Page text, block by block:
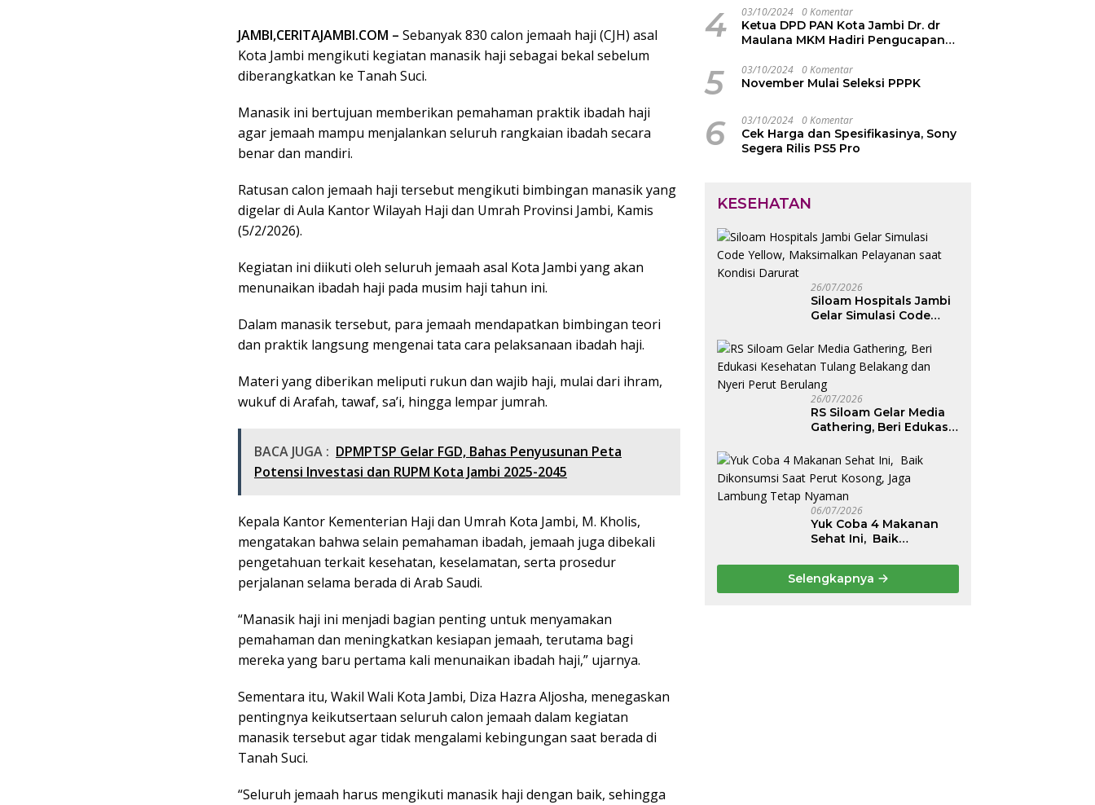
JAMBI,CERITAJAMBI.COM – Sebanyak 830 calon jemaah haji (CJH) asal
Kota Jambi mengikuti kegiatan manasik haji sebagai bekal sebelum
diberangkatkan ke Tanah Suci.
Manasik ini bertujuan memberikan pemahaman praktik ibadah haji
agar jemaah mampu menjalankan seluruh rangkaian ibadah secara
benar dan mandiri.
Ratusan calon jemaah haji tersebut mengikuti bimbingan manasik yang
digelar di Aula Kantor Wilayah Haji dan Umrah Provinsi Jambi, Kamis
(5/2/2026).
Kegiatan ini diikuti oleh seluruh jemaah asal Kota Jambi yang akan
menunaikan ibadah haji pada musim haji tahun ini.
Dalam manasik tersebut, para jemaah mendapatkan bimbingan teori
dan praktik langsung mengenai tata cara pelaksanaan ibadah haji.
Materi yang diberikan meliputi rukun dan wajib haji, mulai dari ihram,
wukuf di Arafah, tawaf, sa’i, hingga lempar jumrah.
BACA JUGA : DPMPTSP Gelar FGD, Bahas Penyusunan Peta
Potensi Investasi dan RUPM Kota Jambi 2025-2045
Kepala Kantor Kementerian Haji dan Umrah Kota Jambi, M. Kholis,
mengatakan bahwa selain pemahaman ibadah, jemaah juga dibekali
pengetahuan terkait kesehatan, keselamatan, serta prosedur
perjalanan selama berada di Arab Saudi.
“Manasik haji ini menjadi bagian penting untuk menyamakan
pemahaman dan meningkatkan kesiapan jemaah, terutama bagi
mereka yang baru pertama kali menunaikan ibadah haji,” ujarnya.
Sementara itu, Wakil Wali Kota Jambi, Diza Hazra Aljosha, menegaskan
pentingnya keikutsertaan seluruh calon jemaah dalam kegiatan
manasik tersebut agar tidak mengalami kebingungan saat berada di
Tanah Suci.
“Seluruh jemaah harus mengikuti manasik haji dengan baik, sehingga
4 03/10/2024 0 Komentar
Ketua DPD PAN Kota Jambi Dr. dr
Maulana MKM Hadiri Pengucapan
Jambi
5 03/10/2024 0 Komentar
November Mulai Seleksi PPPK
6 03/10/2024 0 Komentar
Cek Harga dan Spesifikasinya, Sony
Segera Rilis PS5 Pro
KESEHATAN
26/07/2026
Siloam Hospitals Jambi
Gelar Simulasi Code
Pelayanan saat Kondisi
Darurat
26/07/2026
RS Siloam Gelar Media
Gathering, Beri Edukasi
Belakang dan Nyeri
Perut Berulang
06/07/2026
Yuk Coba 4 Makanan
Sehat Ini, Baik
Kosong, Jaga Lambung
Tetap Nyaman
Selengkapnya